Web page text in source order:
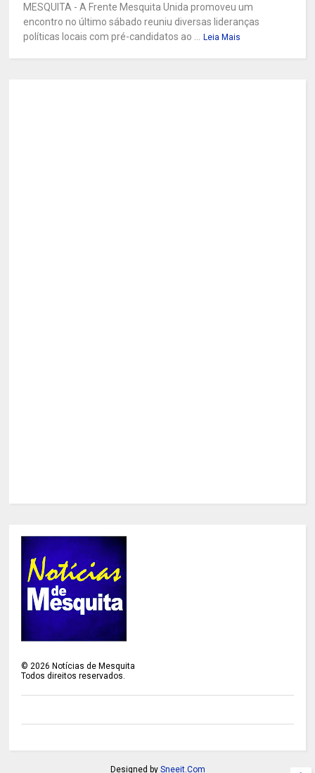
MESQUITA - A Frente Mesquita Unida promoveu um
encontro no último sábado reuniu diversas lideranças
políticas locais com pré-candidatos ao ...
Leia Mais
©2026 Notícias de Mesquita
Todos direitos reservados.
Designed by Sneeit.Com